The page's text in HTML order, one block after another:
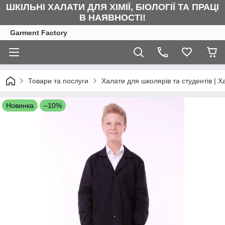
ШКІЛЬНІ ХАЛАТИ ДЛЯ ХІМІЇ, БІОЛОГІЇ ТА ПРАЦІ
В НАЯВНОСТІ!
Garment Factory
Товари та послуги Халати для школярів та студентів |
Новинка –10%